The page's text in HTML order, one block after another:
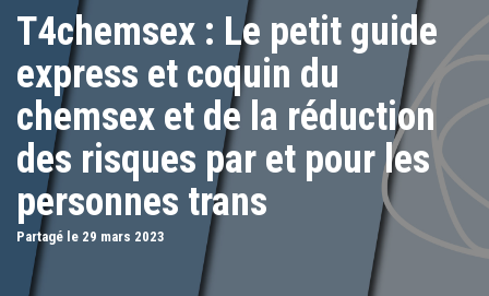
T4chemsex : Le petit guide
express et coquin du
chemsex et de la réduction
des risques par et pour les
personnes trans
Partagé le 29 mars 2023